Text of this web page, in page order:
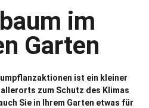
im
Garten
ist ein kleiner
zum Schutz des Klimas
Sie in Ihrem Garten etwas für